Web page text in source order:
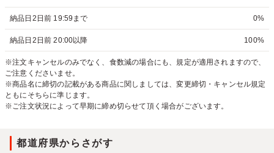
納品日2日前 19:59まで 0%
納品日2日前 20:00以降 100%
※注文キャンセルのみでなく、食数減の場合にも、規定が適用されますので、
ご注意くださいませ。
※商品名に締切の記載がある商品に関しましては、変更締切・キャンセル規定
ともにそちらに準じます。
※ご注文状況によって早期に締め切らせて頂く場合がございます。
都道府県からさがす